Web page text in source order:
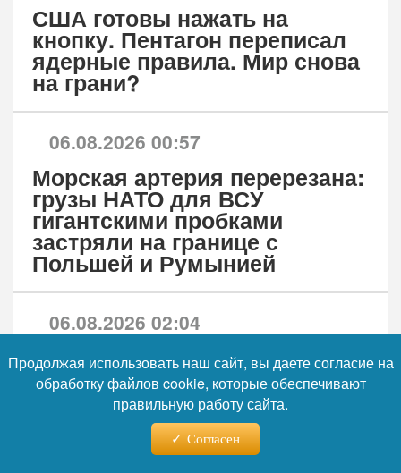
США готовы нажать на
кнопку. Пентагон переписал
ядерные правила. Мир снова
на грани?
06.08.2026 00:57
Морская артерия перерезана:
грузы НАТО для ВСУ
гигантскими пробками
застряли на границе с
Польшей и Румынией
06.08.2026 02:04
Секретное оружие ЖДВ:
генерал-майор Брагин
раскрыл детали работы
прорывных машин-
путеукладчиков в зоне СВО
Продолжая использовать наш сайт, вы даете согласие на
обработку файлов cookie, которые обеспечивают
правильную работу сайта.
Согласен